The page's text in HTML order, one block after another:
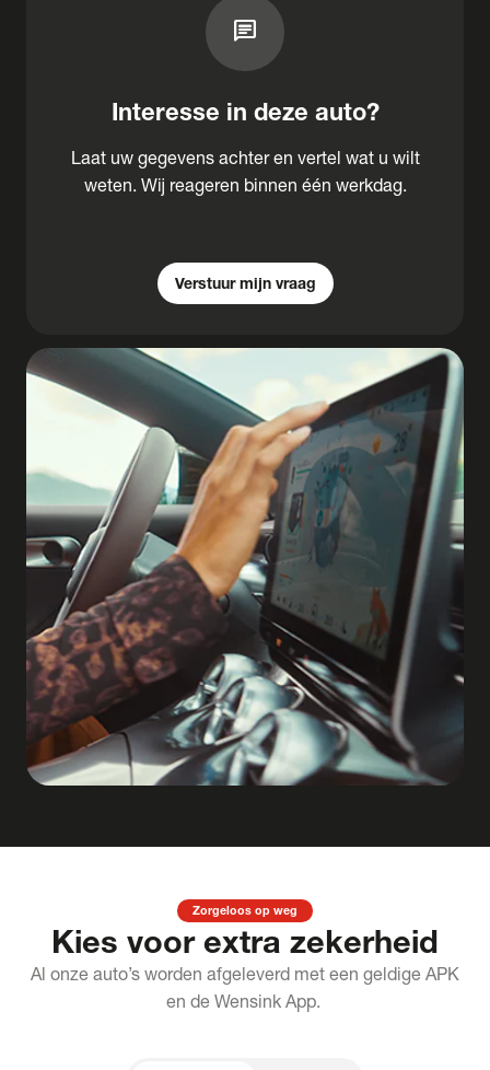
chat
Interesse in deze auto?
Laat uw gegevens achter en vertel wat u wilt
weten. Wij reageren binnen één werkdag.
Verstuur mijn vraag
Zorgeloos op weg
Kies voor extra zekerheid
Al onze auto’s worden afgeleverd met een geldige APK
en de Wensink App.